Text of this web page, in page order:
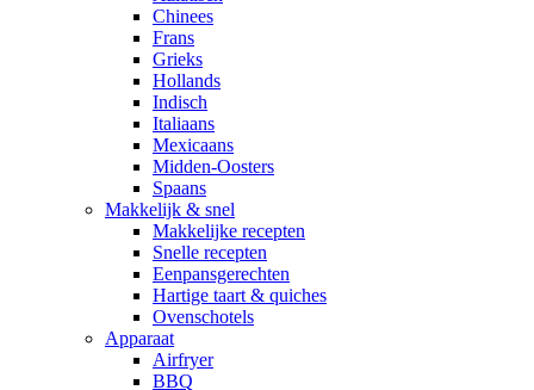
Chinees
Frans
Grieks
Hollands
Indisch
Italiaans
Mexicaans
Midden-Oosters
Spaans
Makkelijk & snel
Makkelijke recepten
Snelle recepten
Eenpansgerechten
Hartige taart & quiches
Ovenschotels
Apparaat
Airfryer
BBQ